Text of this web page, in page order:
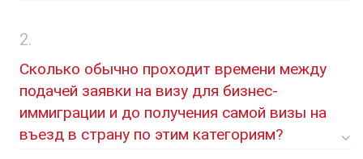
Сколько обычно проходит времени между
подачей заявки на визу для бизнес-
иммиграции и до получения самой визы на
въезд в страну по этим категориям?